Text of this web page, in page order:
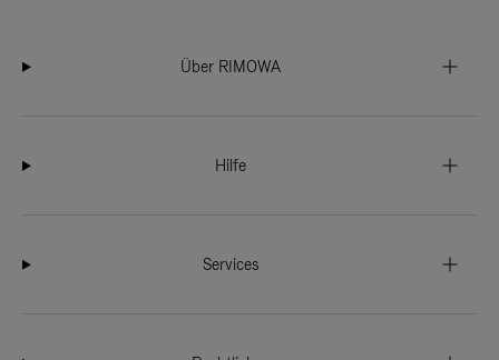
Über RIMOWA
Hilfe
Services